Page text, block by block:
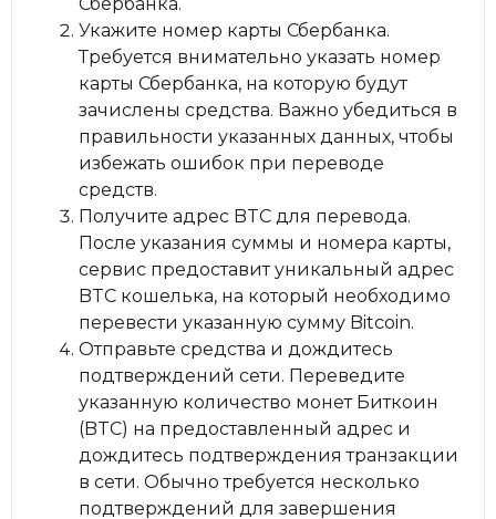
Укажите номер карты Сбербанка.
Требуется внимательно указать номер
карты Сбербанка, на которую будут
зачислены средства. Важно убедиться в
правильности указанных данных, чтобы
избежать ошибок при переводе
средств.
Получите адрес BTC для перевода.
После указания суммы и номера карты,
сервис предоставит уникальный адрес
BTC кошелька, на который необходимо
перевести указанную сумму Bitcoin.
Отправьте средства и дождитесь
подтверждений сети. Переведите
указанную количество монет Биткоин
(BTC) на предоставленный адрес и
дождитесь подтверждения транзакции
в сети. Обычно требуется несколько
подтверждений для завершения